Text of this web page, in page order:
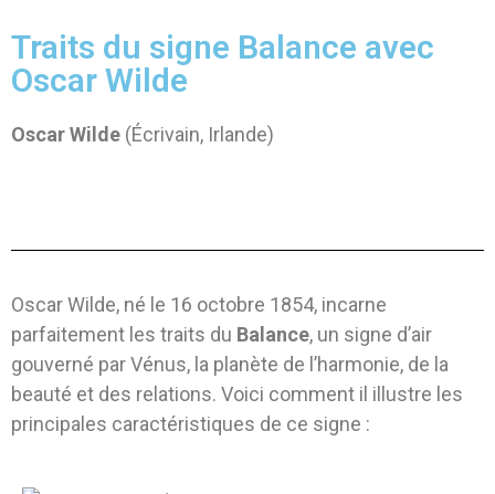
Traits du signe Balance avec
Oscar Wilde
Oscar Wilde (Écrivain, Irlande)
Oscar Wilde, né le 16 octobre 1854, incarne
parfaitement les traits du Balance, un signe d’air
gouverné par Vénus, la planète de l’harmonie, de la
beauté et des relations. Voici comment il illustre les
principales caractéristiques de ce signe :